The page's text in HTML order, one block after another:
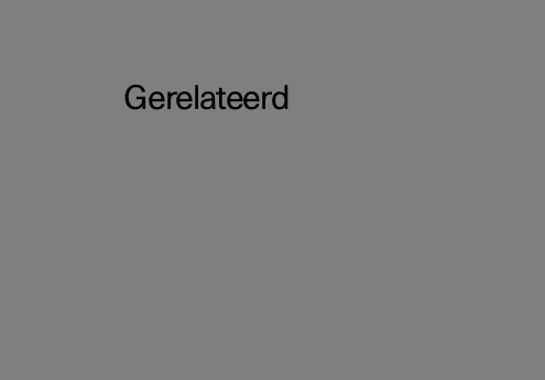
Gerelateerd